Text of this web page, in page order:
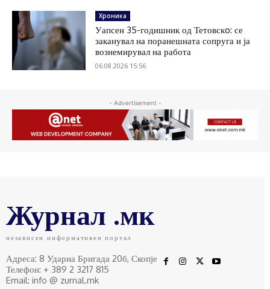
Хроника
Уапсен 35-годишник од Тетовскo: се
заканувал на поранешната сопруга и ја
вознемирувал на работа
06.08.2026 15:56
- Advertisement -
Журнал .мк
независен информативен портал
Адреса: 8 Ударна Бригада 20б, Скопје
Телефон: + 389 2 3217 815
Email: info @ zurnal.mk